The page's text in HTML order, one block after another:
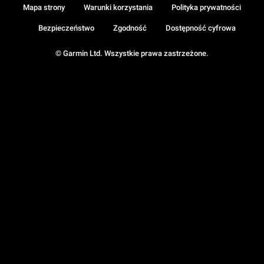
© Garmin Ltd. Wszystkie prawa zastrzeżone.
Mapa strony Warunki korzystania Polityka prywatności
Bezpieczeństwo Zgodność Dostępność cyfrowa